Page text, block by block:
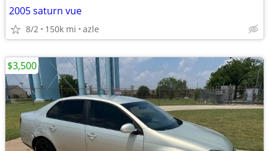
2005 saturn vue
8/2 150k mi azle
$3,500